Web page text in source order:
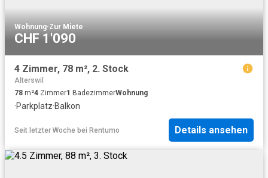
Wohnung·Zur Miete
CHF 1'090
4 Zimmer, 78 m², 2. Stock
Alterswil
78 m²4 Zimmer1 BadezimmerWohnung
·Parkplatz·Balkon
Seit letzter Woche bei Rentumo Details ansehen